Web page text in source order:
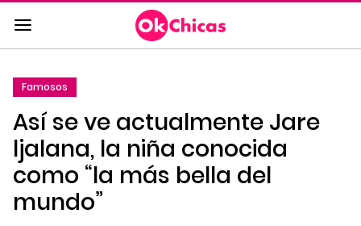
Saltar
al
contenido
a
la
navegación
principal
Famosos
Así se ve actualmente Jare
ljalana, la niña conocida
como “la más bella del
mundo”